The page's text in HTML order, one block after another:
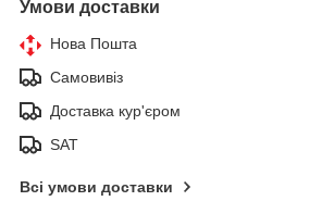
Умови доставки
Нова Пошта
Самовивіз
Доставка кур'єром
SAT
Всі умови доставки